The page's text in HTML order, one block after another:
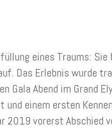
eines Traums: Sie
Das Erlebnis wurde
Gala Abend im Grand
einem ersten
2019 vorerst Abschied